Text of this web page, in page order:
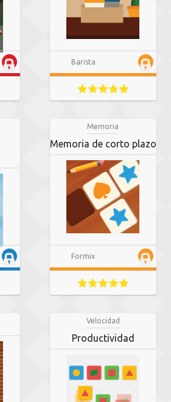
Barista
Memoria
Memoria de corto plazo
Formix
Velocidad
Productividad